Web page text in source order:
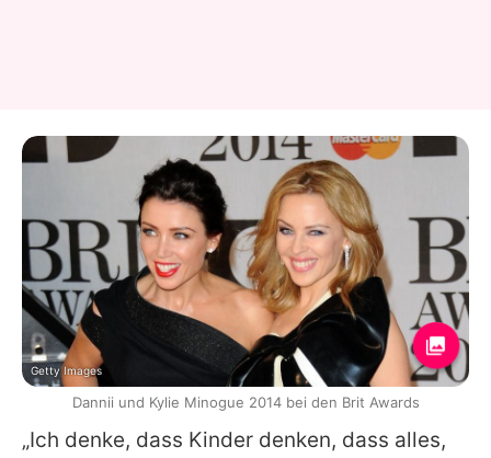
„Ich denke, dass Kinder denken, dass alles,
Getty Images
Dannii und Kylie Minogue 2014 bei den Brit Awards